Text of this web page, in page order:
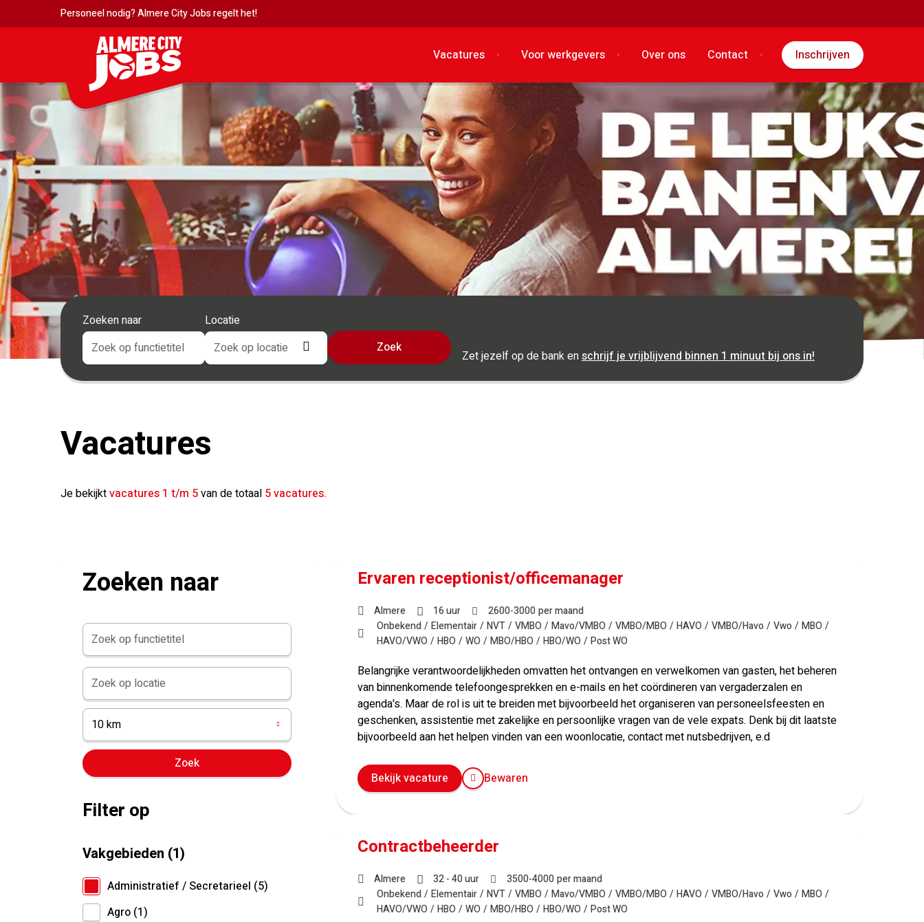
Personeel nodig? Almere City Jobs regelt het!
Vacatures Voor werkgevers Over ons Contact Inschrijven
Zoeken naar
Locatie
Locatie
ophalen
Zoek
Zet jezelf op de bank enschrijf je vrijblijvend binnen 1 minuut bij ons in!
Vacatures
Je bekijktvacatures 1 t/m 5van de totaal 5 vacatures.
Zoeken naar
10 km
Filter op
Vakgebieden 1
Administratief / Secretarieel 5
Agro 1
Ervaren receptionist/officemanager
Almere 16 uur 2600-3000per maand
Onbekend
Elementair NVT VMBO Mavo/VMBO VMBO/MBO HAVO VMBO/Havo Vwo
MBO
HAVO/VWO
HBO WO MBO/HBO HBO/WO Post WO
Belangrijke verantwoordelijkheden omvatten het ontvangen en verwelkomen van gasten, het beheren
van binnenkomende telefoongesprekken en e-mails en het coördineren van vergaderzalen en
agenda's. Maar de rol is uit te breiden met bijvoorbeeld het organiseren van personeelsfeesten en
geschenken, assistentie met zakelijke en persoonlijke vragen van de vele expats. Denk bij dit laatste
bijvoorbeeld aan het helpen vinden van een woonlocatie, contact met nutsbedrijven, e.d
Bekijk vacature Bewaren
Contractbeheerder
Almere 32 - 40 uur 3500-4000per maand
Onbekend
Elementair NVT VMBO Mavo/VMBO VMBO/MBO HAVO VMBO/Havo Vwo
MBO
HAVO/VWO
HBO WO MBO/HBO HBO/WO Post WO